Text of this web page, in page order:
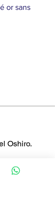
or sans
Oshiro.